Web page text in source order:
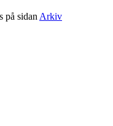
på sidan Arkiv